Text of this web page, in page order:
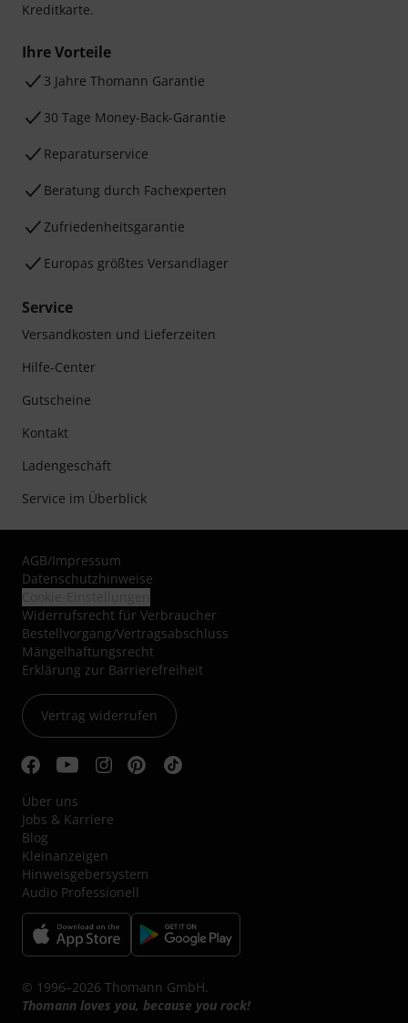
Kreditkarte.
Ihre Vorteile
3 Jahre Thomann Garantie
30 Tage Money-Back-Garantie
Reparaturservice
Beratung durch Fachexperten
Zufriedenheitsgarantie
Europas größtes Versandlager
Service
Versandkosten und Lieferzeiten
Hilfe-Center
Gutscheine
Kontakt
Ladengeschäft
Service im Überblick
AGB/Impressum
Datenschutzhinweise
Widerrufsrecht für Verbraucher
Bestellvorgang/Vertragsabschluss
Mängelhaftungsrecht
Erklärung zur Barrierefreiheit
Vertrag widerrufen
Über uns
Jobs & Karriere
Blog
Kleinanzeigen
Hinweisgebersystem
Audio Professionell
© 1996–2026 Thomann GmbH.
Thomann loves you, because you rock!